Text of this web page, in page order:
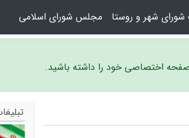
شورای شهر و روستا مجلس شورای اسلامی
اختصاصی خود را داشته باشید.